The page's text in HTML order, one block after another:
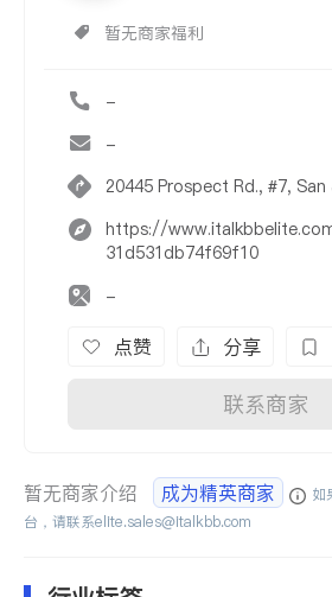
暂无商家福利
-
-
20445 Prospect Rd., #7,
https://
31d531db74f69f10
-
点赞 分享
联系商家
暂无商家介绍 成为精英商家
如
台，请联系elite.sales@italkbb.com